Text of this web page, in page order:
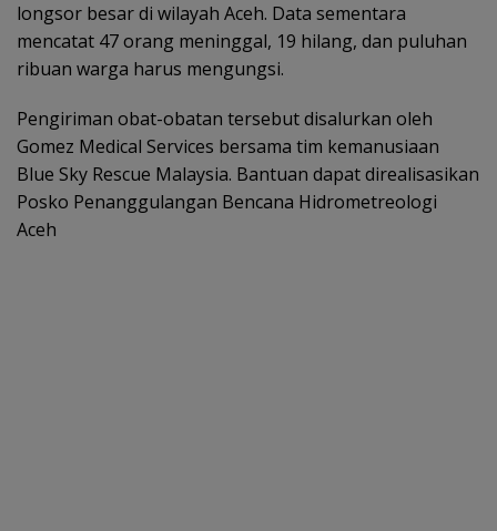
longsor besar di wilayah Aceh. Data sementara
mencatat 47 orang meninggal, 19 hilang, dan puluhan
ribuan warga harus mengungsi.
Pengiriman obat-obatan tersebut disalurkan oleh
Gomez Medical Services bersama tim kemanusiaan
Blue Sky Rescue Malaysia. Bantuan dapat direalisasikan
Posko Penanggulangan Bencana Hidrometreologi
Aceh